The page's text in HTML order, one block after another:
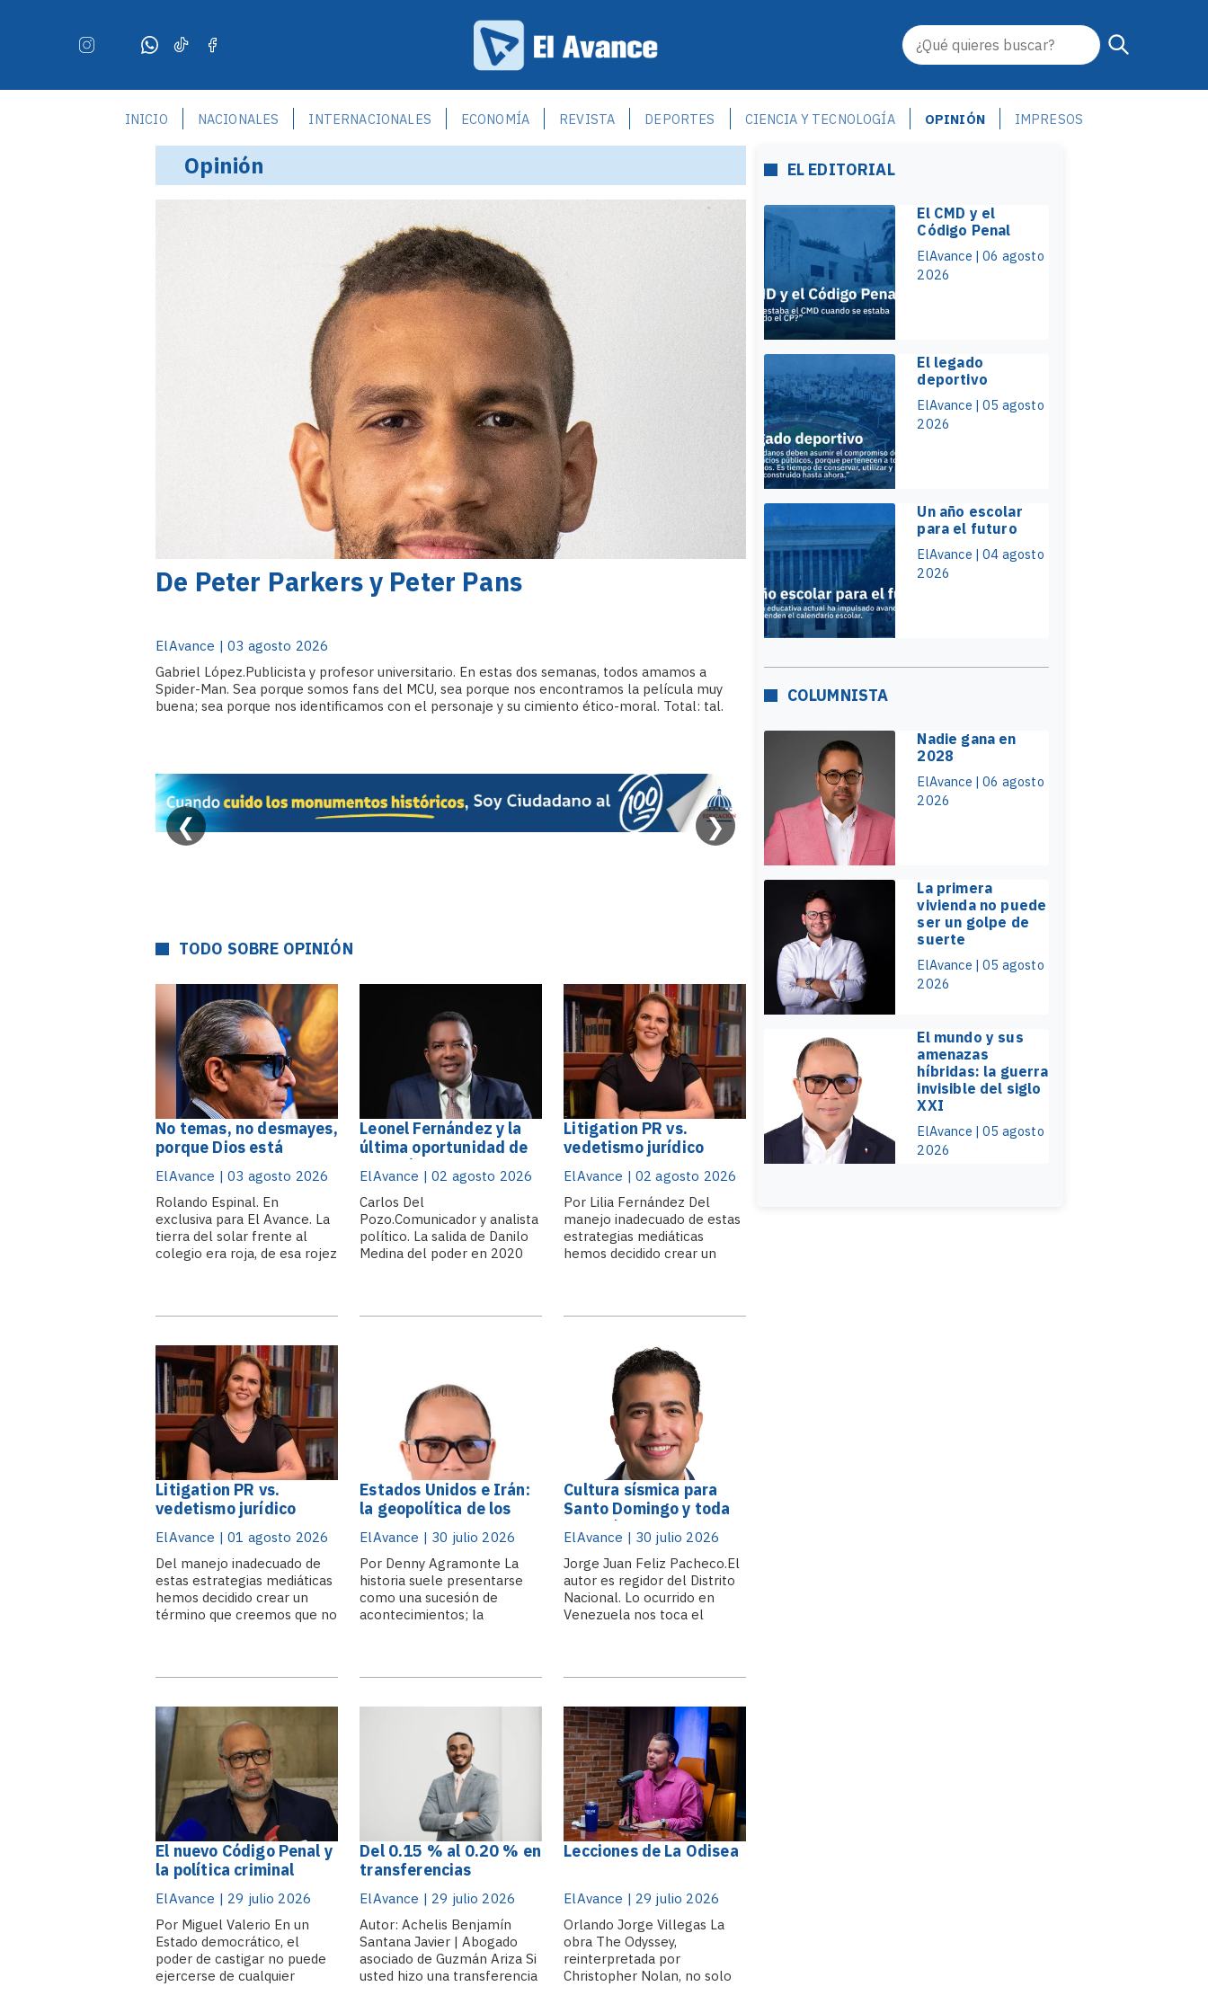
INICIO NACIONALES INTERNACIONALES ECONOMÍA REVISTA DEPORTES CIENCIA Y TECNOLOGÍA OPINIÓN IMPRESOS
Opinión
De Peter Parkers y Peter Pans
ElAvance | 03 agosto 2026
Gabriel López.Publicista y profesor universitario. En estas dos semanas, todos amamos a
Spider-Man. Sea porque somos fans del MCU, sea porque nos encontramos la película muy
buena; sea porque nos identificamos con el personaje y su cimiento ético-moral. Total: tal.
❮ ❯
TODO SOBRE OPINIÓN
No temas, no desmayes,
porque Dios está
contigo
ElAvance | 03 agosto 2026
Rolando Espinal. En
exclusiva para El Avance. La
tierra del solar frente al
colegio era roja, de esa rojez
una segunda piel. Allí, donde
cristal y.
Leonel Fernández y la
última oportunidad de
los políticos de carrera
ElAvance | 02 agosto 2026
Carlos Del
Pozo.Comunicador y analista
político. La salida de Danilo
Medina del poder en 2020
podría consolidarse en
expresidente de esa
generación.
Litigation PR vs.
vedetismo jurídico
ElAvance | 02 agosto 2026
Por Lilia Fernández Del
manejo inadecuado de estas
estrategias mediáticas
hemos decidido crear un
más que la
canal mediático por parte de
los abogados como sustituto
de la competencia.
Litigation PR vs.
vedetismo jurídico
ElAvance | 01 agosto 2026
Del manejo inadecuado de
estas estrategias mediáticas
hemos decidido crear un
término que creemos que no
instrumentalización del
los abogados como sustituto
de la competencia técnica o
de.
Estados Unidos e Irán:
la geopolítica de los
estrechos y la disputa
por el dominio marítimo
de Eurasia
ElAvance | 30 julio 2026
Por Denny Agramonte La
historia suele presentarse
como una sucesión de
acontecimientos; la
Detrás de las declaraciones
las sanciones económicas y
de las negociaciones
nucleares entre Estados
Cultura sísmica para
Santo Domingo y toda
la República
Dominicana
ElAvance | 30 julio 2026
Jorge Juan Feliz Pacheco.El
autor es regidor del Distrito
Nacional. Lo ocurrido en
Venezuela nos toca el
Dominicana expresamos
pueblo hermano, con las
familias afectadas, con
quienes perdieron seres
queridos,.
El nuevo Código Penal y
la política criminal
frente al espejo del
poder
ElAvance | 29 julio 2026
Por Miguel Valerio En un
Estado democrático, el
poder de castigar no puede
ejercerse de cualquier
Del 0.15 % al 0.20 % en
transferencias
bancarias: los
beneficios del Plan
Anticrisis que no te
contaron
ElAvance | 29 julio 2026
Autor: Achelis Benjamín
Santana Javier | Abogado
asociado de Guzmán Ariza Si
usted hizo una transferencia
Lecciones de La Odisea
ElAvance | 29 julio 2026
Orlando Jorge Villegas La
obra The Odyssey,
reinterpretada por
Christopher Nolan, no solo
EL EDITORIAL
El CMD y el
Código Penal
ElAvance | 06 agosto
2026
El legado
deportivo
ElAvance | 05 agosto
2026
Un año escolar
para el futuro
ElAvance | 04 agosto
2026
COLUMNISTA
Nadie gana en
2028
ElAvance | 06 agosto
2026
La primera
vivienda no puede
ser un golpe de
suerte
ElAvance | 05 agosto
2026
El mundo y sus
amenazas
híbridas: la guerra
invisible del siglo
XXI
ElAvance | 05 agosto
2026